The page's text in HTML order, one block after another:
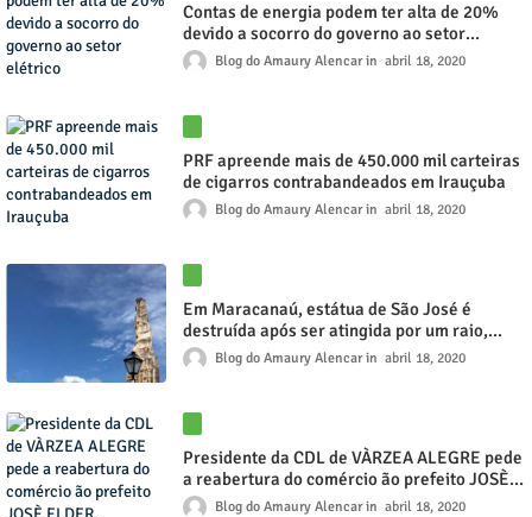
Contas de energia podem ter alta de 20%
devido a socorro do governo ao setor
elétricoBlog do Amaury Alencar abril 18, 2020
PRF apreende mais de 450.000 mil carteiras
de cigarros contrabandeados em Irauçuba
Blog do Amaury Alencar abril 18, 2020
Em Maracanaú, estátua de São José é
destruída após ser atingida por um raio,
informa prefeitura
Blog do Amaury Alencar abril 18, 2020
Presidente da CDL de VÀRZEA ALEGRE pede
a reabertura do comércio ão prefeito JOSÈ
ELDER.Blog do Amaury Alencar abril 18, 2020